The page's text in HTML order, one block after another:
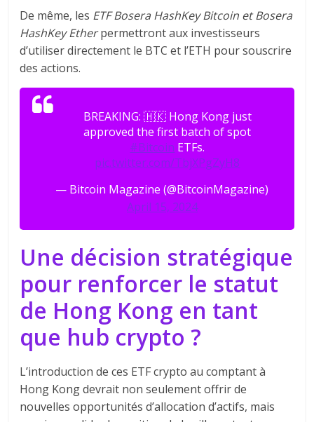
De même, les ETF Bosera HashKey Bitcoin et Bosera
HashKey Etherpermettront aux investisseurs
d’utiliser directement le BTC et l’ETH pour souscrire
des actions.
BREAKING: 🇭🇰 Hong Kong just
approved the first batch of spot
#Bitcoin ETFs.
pic.twitter.com/TbjXPgZyH8
— Bitcoin Magazine (@BitcoinMagazine)
April 15, 2024
Une décision stratégique
pour renforcer le statut
de Hong Kong en tant
que hub crypto ?
L’introduction de ces ETF crypto au comptant à
Hong Kong devrait non seulement offrir de
nouvelles opportunités d’allocation d’actifs, mais